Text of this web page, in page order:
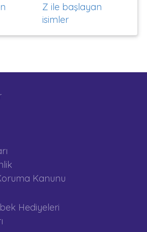
Z ile başlayan
isimler
Kanunu
Hediyeleri